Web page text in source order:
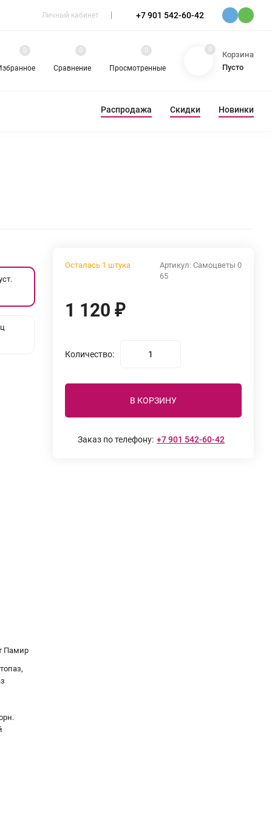
Личный кабинет +7 901 542-60-42
0
Сравнение
0
Просмотренные
0 0
Корзина
Пусто
Распродажа Скидки Новинки
Памир
Артикул: Самоцветы 0
65
Осталась 1 штука
1 120₽
Количество:
В КОРЗИНУ
Заказ по телефону: +7 901 542-60-42